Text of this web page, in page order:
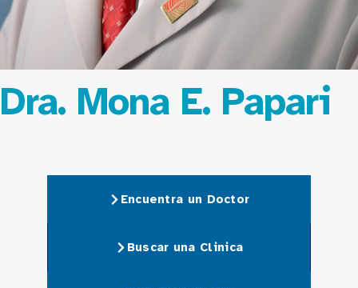
Dra. Mona E. Papari
Encuentra un Doctor
Buscar una Clinica